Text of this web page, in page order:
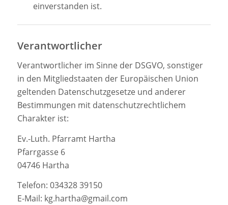
einverstanden ist.
Verantwortlicher
Verantwortlicher im Sinne der DSGVO, sonstiger
in den Mitgliedstaaten der Europäischen Union
geltenden Datenschutzgesetze und anderer
Bestimmungen mit datenschutzrechtlichem
Charakter ist:
Ev.-Luth. Pfarramt Hartha
Pfarrgasse 6
04746 Hartha
Telefon: 034328 39150
E-Mail: kg.hartha@gmail.com